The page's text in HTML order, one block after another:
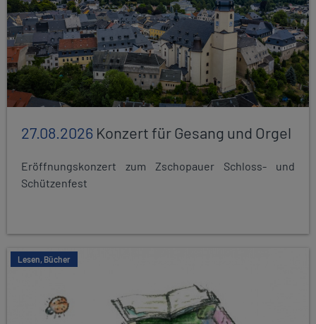
27.08.2026 Konzert für Gesang und Orgel
Eröffnungskonzert zum Zschopauer Schloss- und
Schützenfest
Lesen, Bücher